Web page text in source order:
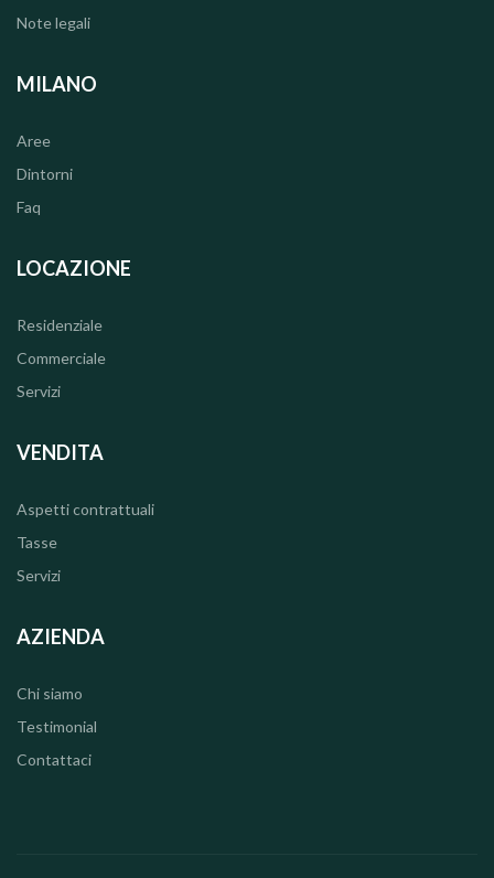
Note legali
MILANO
Aree
Dintorni
Faq
LOCAZIONE
Residenziale
Commerciale
Servizi
VENDITA
Aspetti contrattuali
Tasse
Servizi
AZIENDA
Chi siamo
Testimonial
Contattaci